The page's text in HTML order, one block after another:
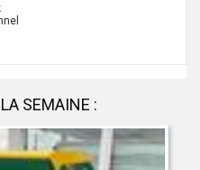
SEMAINE :